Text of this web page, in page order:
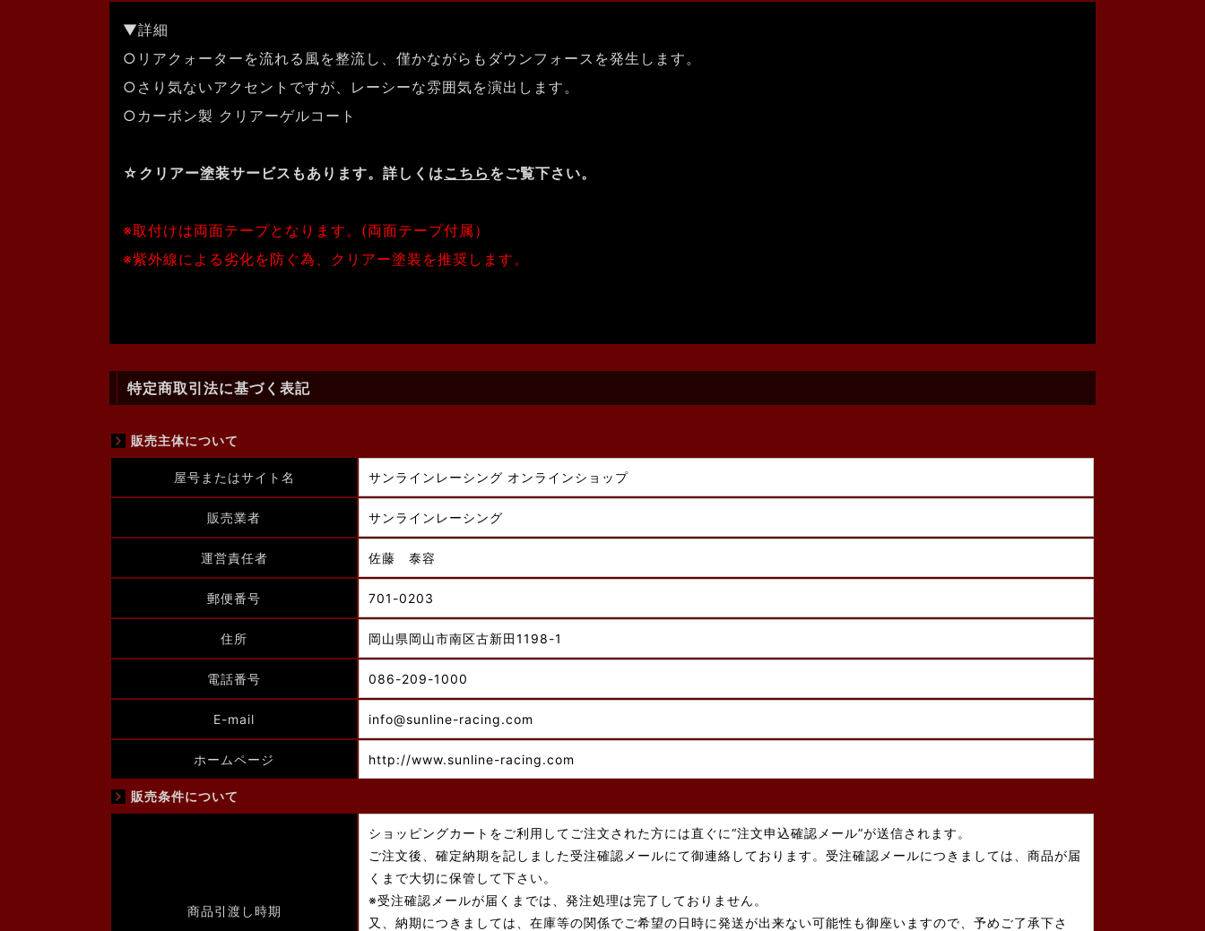
▼詳細
○リアクォーターを流れる風を整流し、僅かながらもダウンフォースを発生します。
○さり気ないアクセントですが、レーシーな雰囲気を演出します。
○カーボン製 クリアーゲルコート
☆クリアー塗装サービスもあります。詳しくはこちら をご覧下さい。
※取付けは両面テープとなります。(両面テープ付属）
※紫外線による劣化を防ぐ為、クリアー塗装を推奨します。
特定商取引法に基づく表記
販売主体について
屋号またはサイト名 サンラインレーシング オンラインショップ
販売業者 サンラインレーシング
運営責任者 佐藤 泰容
郵便番号 701-0203
住所 岡山県岡山市南区古新田1198-1
電話番号 086-209-1000
E-mail info@sunline-racing.com
ホームページ http://www.sunline-racing.com
販売条件について
商品引渡し時期
ショッピングカートをご利用してご注文された方には直ぐに“注文申込確認メール”が送信されます。
ご注文後、確定納期を記しました受注確認メールにて御連絡しております。受注確認メールにつきましては、商品が届
くまで大切に保管して下さい。
※受注確認メールが届くまでは、発注処理は完了しておりません。
又、納期につきましては、在庫等の関係でご希望の日時に発送が出来ない可能性も御座いますので、予めご了承下さ